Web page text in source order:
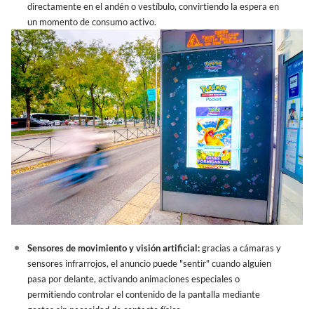
directamente en el andén o vestíbulo, convirtiendo la espera en
un momento de consumo activo.
Sensores de movimiento y visión artificial:gracias a cámaras y
sensores infrarrojos, el anuncio puede "sentir" cuando alguien
pasa por delante, activando animaciones especiales o
permitiendo controlar el contenido de la pantalla mediante